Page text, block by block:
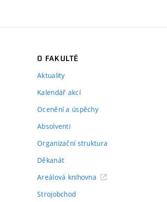
O FAKULTĚ
Aktuality
Kalendář akcí
Ocenění a úspěchy
Absolventi
Organizační struktura
Děkanát
Areálová knihovna
Strojobchod